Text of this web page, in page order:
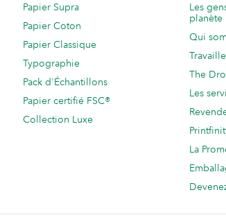
Papier Supra
Papier Coton
Papier Classique
Typographie
Pack d'Échantillons
Papier certifié FSC®
Collection Luxe
Les
planète
Qui
The
Les
La